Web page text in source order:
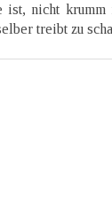
ist, nicht krumm
treibt zu